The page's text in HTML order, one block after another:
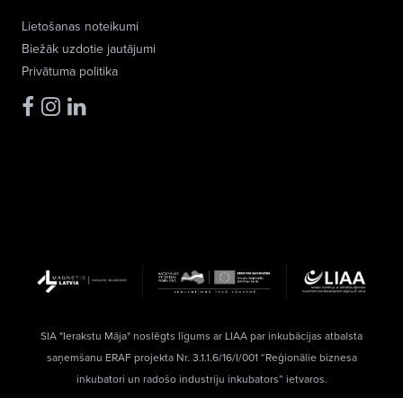
Lietošanas noteikumi
Biežāk uzdotie jautājumi
Privātuma politika
SIA "Ierakstu Māja" noslēgts līgums ar LIAA par inkubācijas atbalsta
saņemšanu ERAF projekta Nr. 3.1.1.6/16/I/001 “Reģionālie biznesa
inkubatori un radošo industriju inkubators” ietvaros.